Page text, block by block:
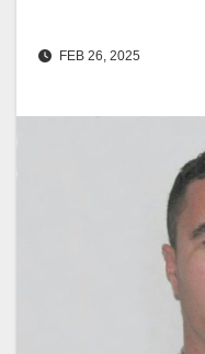
FEB 26, 2025